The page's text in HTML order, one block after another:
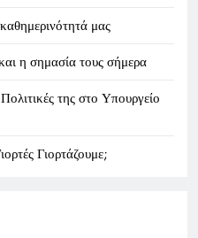
μας
η σημασία τους σήμερα
της στο Υπουργείο
Γιορτάζουμε;